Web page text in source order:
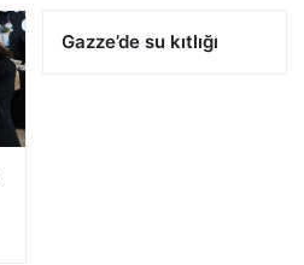
Gazze’de su kıtlığı